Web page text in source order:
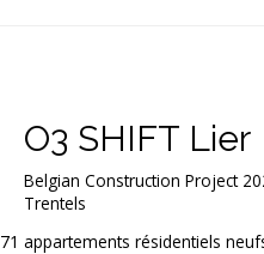
O3 SHIFT Lier
Belgian Construction Project
Trentels
71 appartements résidentiels